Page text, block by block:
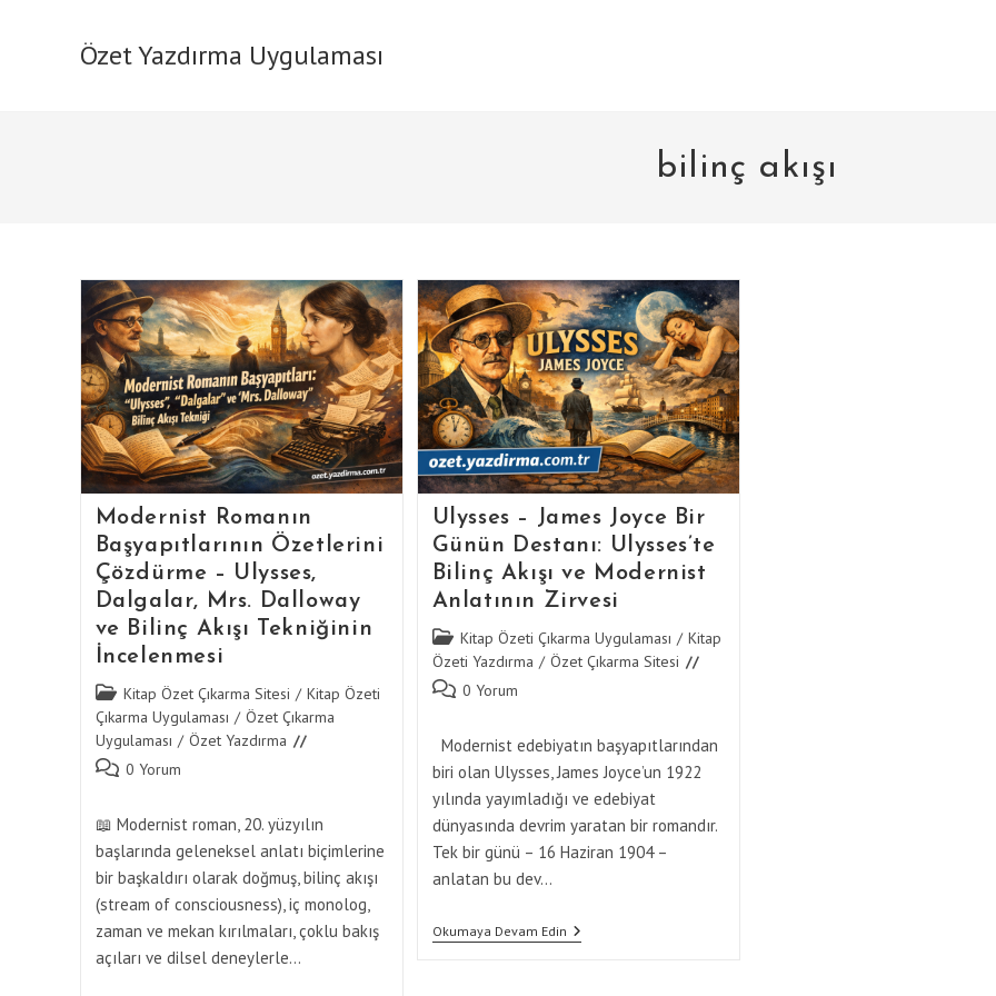
Özet Yazdırma Uygulaması
bilinç akışı
Modernist Romanın
Başyapıtlarının Özetlerini
Çözdürme – Ulysses,
Dalgalar, Mrs. Dalloway
ve Bilinç Akışı Tekniğinin
İncelenmesi
Post
category:
Kitap Özet Çıkarma Sitesi / Kitap Özeti
Çıkarma Uygulaması / Özet Çıkarma
Uygulaması / Özet Yazdırma
Post 0 Yorum
📖 Modernist roman, 20. yüzyılın
başlarında geleneksel anlatı biçimlerine
bir başkaldırı olarak doğmuş, bilinç akışı
(stream of consciousness), iç monolog,
zaman ve mekan kırılmaları, çoklu bakış
açıları ve dilsel deneylerle…
Ulysses – James Joyce Bir
Günün Destanı: Ulysses’te
Bilinç Akışı ve Modernist
Anlatının Zirvesi
Post
category:
Kitap Özeti Çıkarma Uygulaması / Kitap
Özeti Yazdırma / Özet Çıkarma Sitesi
Post 0 Yorum
Modernist edebiyatın başyapıtlarından
biri olan Ulysses, James Joyce’un 1922
yılında yayımladığı ve edebiyat
dünyasında devrim yaratan bir romandır.
Tek bir günü – 16 Haziran 1904 –
anlatan bu dev…
Okumaya Devam EdinUlysses